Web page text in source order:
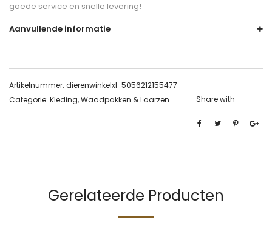
goede service en snelle levering!
Aanvullende informatie
Artikelnummer: dierenwinkelxl-5056212155477
Categorie: Kleding, Waadpakken & Laarzen Share with
Gerelateerde Producten